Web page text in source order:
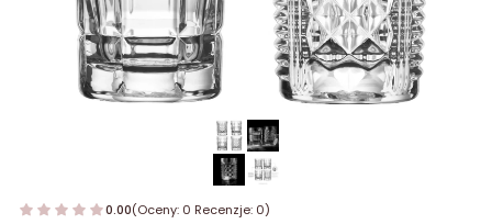
0.00(Oceny: 0 Recenzje: 0)